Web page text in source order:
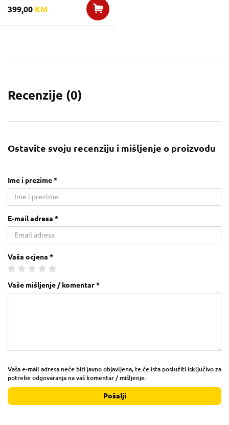
399,00 KM
Recenzije (0)
Ostavite svoju recenziju i mišljenje o proizvodu
Ime i prezime *
E-mail adresa *
Vaša ocjena *
Vaše mišljenje / komentar *
Vaša e-mail adresa neće biti javno objavljena, te će ista poslužiti isključivo za
potrebe odgovaranja na vaš komentar / mišljenje.
Pošalji